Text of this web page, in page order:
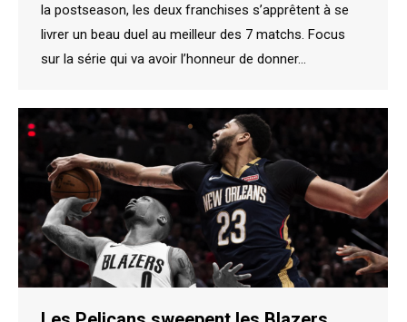
la postseason, les deux franchises s’apprêtent à se
livrer un beau duel au meilleur des 7 matchs. Focus
sur la série qui va avoir l’honneur de donner…